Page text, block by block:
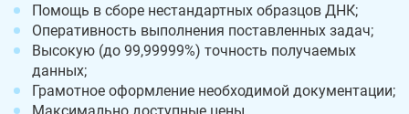
Помощь в сборе нестандартных образцов ДНК;
Оперативность выполнения поставленных задач;
Высокую (до 99,99999%) точность получаемых
данных;
Грамотное оформление необходимой документации;